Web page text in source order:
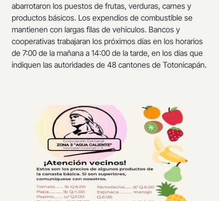
abarrotaron los puestos de frutas, verduras, carnes y
productos básicos. Los expendios de combustible se
mantienen con largas filas de vehículos. Bancos y
cooperativas trabajaran los próximos días en los horarios
de 7:00 de la mañana a 14:00 de la tarde, en los días que
indiquen las autoridades de 48 cantones de Totonicapán.